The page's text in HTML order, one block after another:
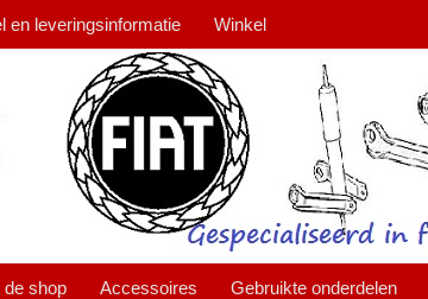
en leveringsinformatie Winkel
de shop Accessoires Gebruikte onderdelen